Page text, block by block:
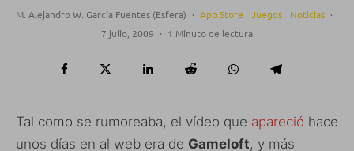
M. Alejandro W. García Fuentes (Esfera) · App Store Juegos Noticias ·
7 julio, 2009 · 1 Minuto de lectura
Tal como se rumoreaba, el vídeo que apareció hace
unos días en al web era de Gameloft, y más